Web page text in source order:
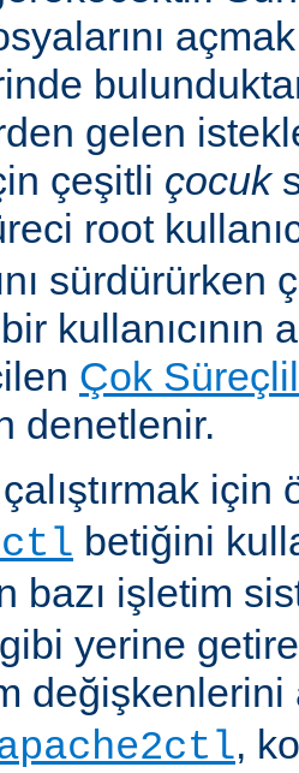
gelen
çeşitli çocuk
root
kullanıcının
Çok
denetlenir.
çalıştırmak
betiğini
bazı işletim
yerine
,